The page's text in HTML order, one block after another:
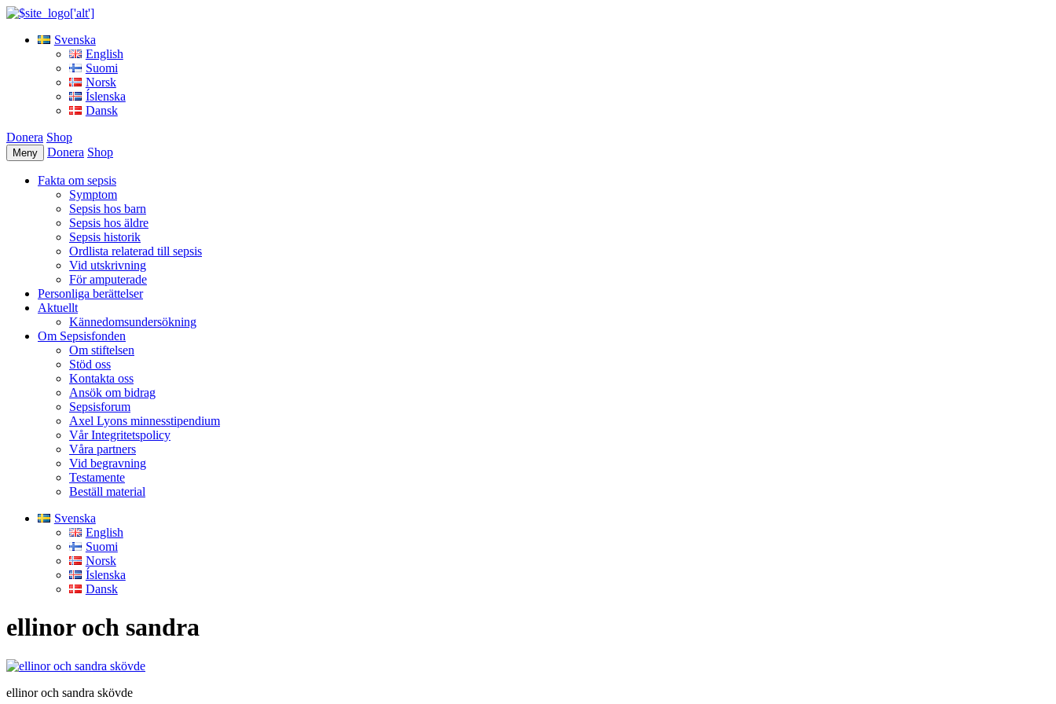
Svenska
English
Suomi
Norsk
Íslenska
Dansk
Donera Shop
Meny Donera Shop
Fakta om sepsis
Symptom
Sepsis hos barn
Sepsis hos äldre
Sepsis historik
Ordlista relaterad till sepsis
Vid utskrivning
För amputerade
Personliga berättelser
Aktuellt
Kännedomsundersökning
Om Sepsisfonden
Om stiftelsen
Stöd oss
Kontakta oss
Ansök om bidrag
Sepsisforum
Axel Lyons minnesstipendium
Vår Integritetspolicy
Våra partners
Vid begravning
Testamente
Beställ material
Svenska
English
Suomi
Norsk
Íslenska
Dansk
ellinor och sandra
ellinor och sandra skövde